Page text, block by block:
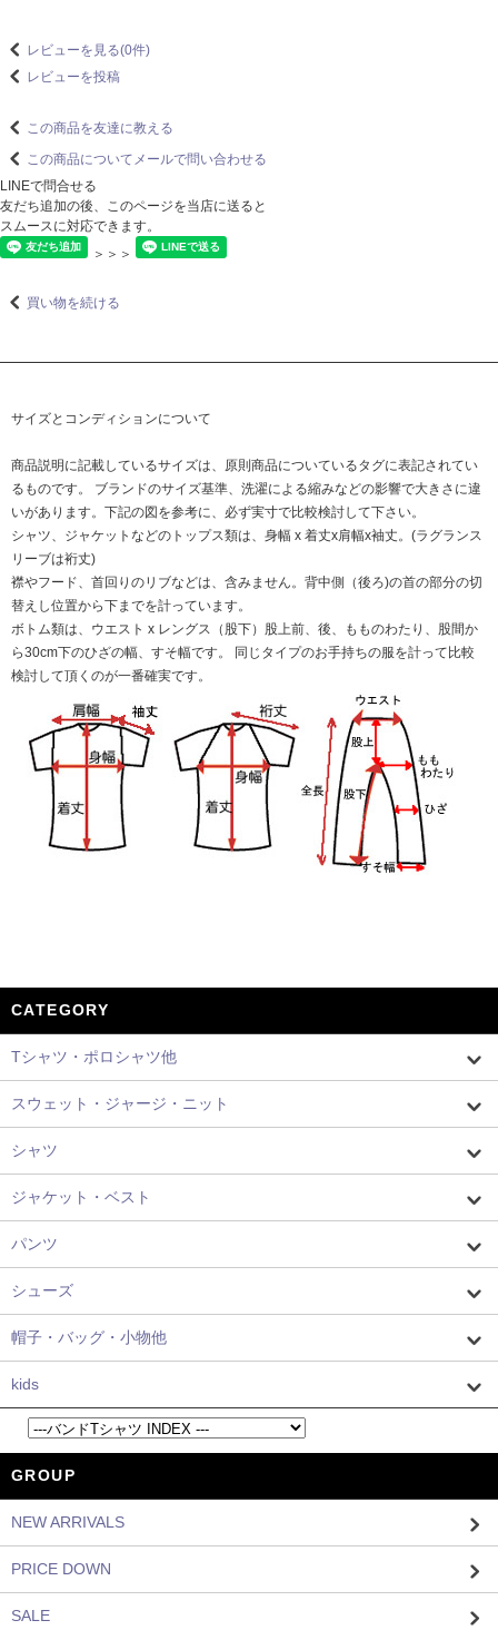
レビューを見る(0件)
レビューを投稿
この商品を友達に教える
この商品についてメールで問い合わせる
LINEで問合せる
友だち追加の後、このページを当店に送ると
スムースに対応できます。
＞＞＞
買い物を続ける
サイズとコンディションについて
商品説明に記載しているサイズは、原則商品についているタグに表記されてい
るものです。 ブランドのサイズ基準、洗濯による縮みなどの影響で大きさに違
いがあります。下記の図を参考に、必ず実寸で比較検討して下さい。
シャツ、ジャケットなどのトップス類は、身幅 x 着丈x肩幅x袖丈。(ラグランス
リーブは裄丈)
襟やフード、首回りのリブなどは、含みません。背中側（後ろ)の首の部分の切
替えし位置から下までを計っています。
ボトム類は、ウエスト x レングス（股下）股上前、後、もものわたり、股間か
ら30cm下のひざの幅、すそ幅です。 同じタイプのお手持ちの服を計って比較
検討して頂くのが一番確実です。
CATEGORY
Tシャツ・ポロシャツ他
スウェット・ジャージ・ニット
シャツ
ジャケット・ベスト
パンツ
シューズ
帽子・バッグ・小物他
kids
GROUP
NEW ARRIVALS
PRICE DOWN
SALE